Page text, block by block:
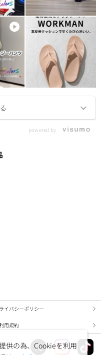
powered by
イバシーポリシー
用規約
供の為、Cookieを利用